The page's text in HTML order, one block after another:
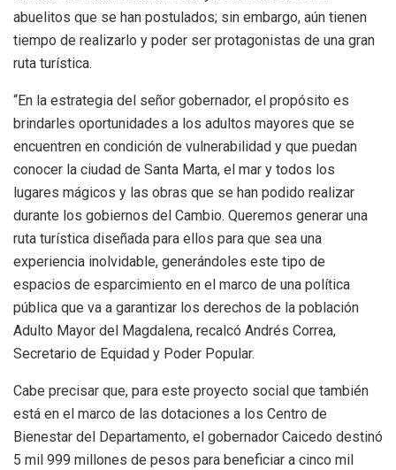
abuelitos que se han postulados; sin embargo, aún tienen
tiempo de realizarlo y poder ser protagonistas de una gran
ruta turística.
“En la estrategia del señor gobernador, el propósito es
brindarles oportunidades a los adultos mayores que se
encuentren en condición de vulnerabilidad y que puedan
conocer la ciudad de Santa Marta, el mar y todos los
lugares mágicos y las obras que se han podido realizar
durante los gobiernos del Cambio. Queremos generar una
ruta turística diseñada para ellos para que sea una
experiencia inolvidable, generándoles este tipo de
espacios de esparcimiento en el marco de una política
pública que va a garantizar los derechos de la población
Adulto Mayor del Magdalena, recalcó Andrés Correa,
Secretario de Equidad y Poder Popular.
Cabe precisar que, para este proyecto social que también
está en el marco de las dotaciones a los Centro de
Bienestar del Departamento, el gobernador Caicedo destinó
5 mil 999 millones de pesos para beneficiar a cinco mil